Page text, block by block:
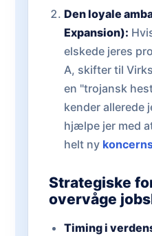
Den loyale
Expansion):
elskede jeres
A, skifter til
en "trojansk
kender allerede
hjælpe jer med
helt ny
Strategiske
overvåge
Timing i